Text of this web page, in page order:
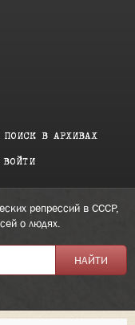
ПОИСК В АРХИВАХ
ВОЙТИ
репрессий в СССР,
о людях.